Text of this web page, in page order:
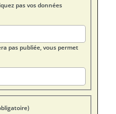
pas vos données
pas publiée, vous permet
de votre message (obligatoire)